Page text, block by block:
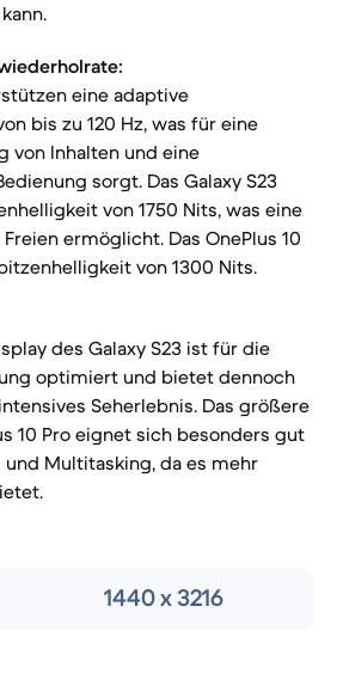
eine adaptive
bis zu 120 Hz, was für eine
von Inhalten und eine
sorgt. Das Galaxy S23
von 1750 Nits, was eine
ermöglicht. Das OnePlus 10
von 1300 Nits.
des Galaxy S23 ist für die
optimiert und bietet dennoch
Seherlebnis. Das größere
10 Pro eignet sich besonders gut
Multitasking, da es mehr
1440 x 3216